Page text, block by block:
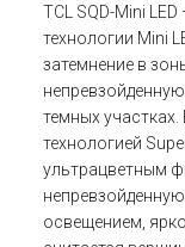
TCL SQD-Mini
технологии Mini
затемнение в
темных
технологией
ультрацветным
освещением,